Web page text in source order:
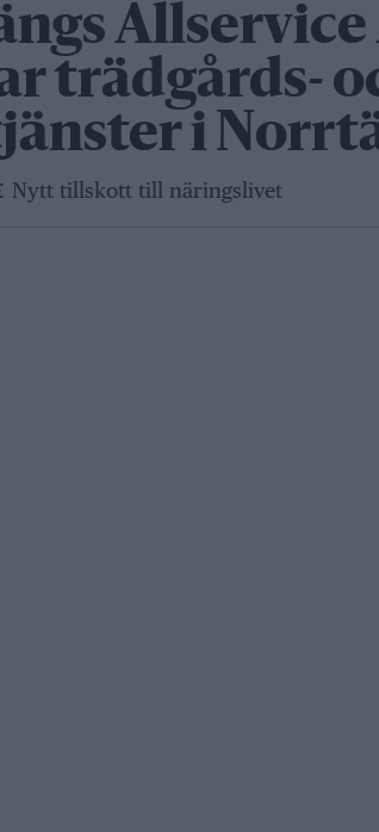
Allservice
trädgårds-
i
Nytt tillskott till näringslivet